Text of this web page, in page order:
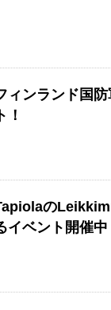
ィンランド国
ト！
の
イベント開催中